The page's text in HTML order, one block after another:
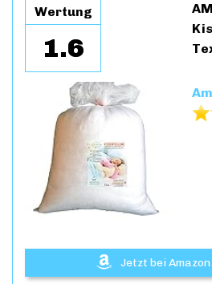
Wertung
1.6
Jetzt bei